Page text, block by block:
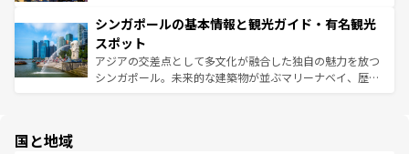
参照してほしい。
激する。気候は一年中温暖で、どの季節にも異なる楽しみ
が待っている。親しみやすいタイの人々、仏教を中心とし
た文化、そして多様な観光資源が、訪れる旅人を魅了し続
ける。 なお、新着のタイ情報はコンテンツ一覧を参照して
み、どこを訪れても感動するはず。観光スポットが密集し
ており、効率よく見どころを回れるのも魅力。息をのむよ
うな絶景から文化的な体験まで、香港を存分に楽しみ尽く
そう。 なお、新着の香港情報はコンテンツ一覧を参照して
シンガポールの基本情報と観光ガイド・有名観光
スポット
アジアの交差点として多文化が融合した独自の魅力を放つ
シンガポール。未来的な建築物が並ぶマリーナベイ、歴史
国と地域